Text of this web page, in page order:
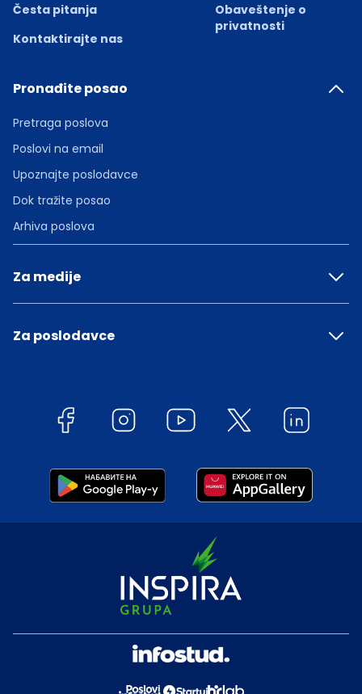
Česta pitanja
Kontaktirajte nas
Obaveštenje o
privatnosti
Pronađite posao
Pretraga poslova
Poslovi na email
Upoznajte poslodavce
Dok tražite posao
Arhiva poslova
Za medije
Za poslodavce